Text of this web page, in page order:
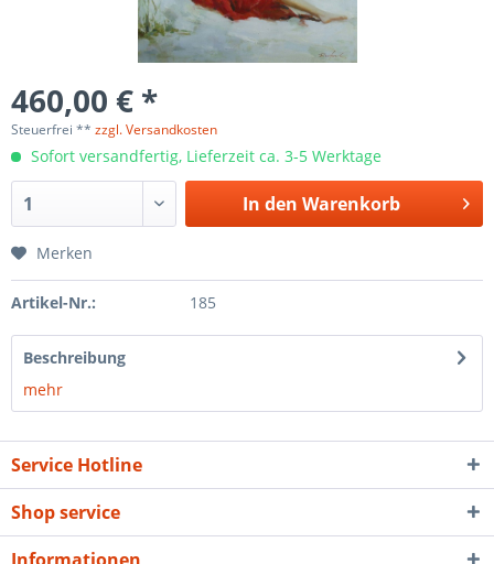
460,00 € *
Steuerfrei ** zzgl. Versandkosten
Sofort versandfertig, Lieferzeit ca. 3-5 Werktage
In den Warenkorb
Merken
Artikel-Nr.: 185
Beschreibung
mehr
Service Hotline
Shop service